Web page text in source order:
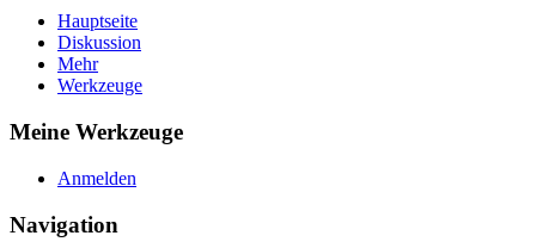
Hauptseite
Diskussion
Mehr
Werkzeuge
Meine Werkzeuge
Anmelden
Navigation